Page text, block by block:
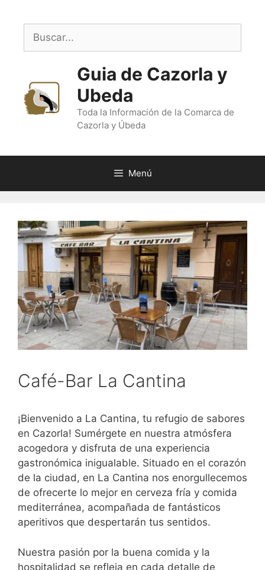
contenido
Buscar:
Guia de Cazorla y
Ubeda
Toda la Información de la Comarca de
Cazorla y Úbeda
Menú
Café-Bar La Cantina
¡Bienvenido a La Cantina, tu refugio de sabores
en Cazorla! Sumérgete en nuestra atmósfera
acogedora y disfruta de una experiencia
gastronómica inigualable. Situado en el corazón
de la ciudad, en La Cantina nos enorgullecemos
de ofrecerte lo mejor en cerveza fría y comida
mediterránea, acompañada de fantásticos
aperitivos que despertarán tus sentidos.
Nuestra pasión por la buena comida y la
hospitalidad se refleja en cada detalle de